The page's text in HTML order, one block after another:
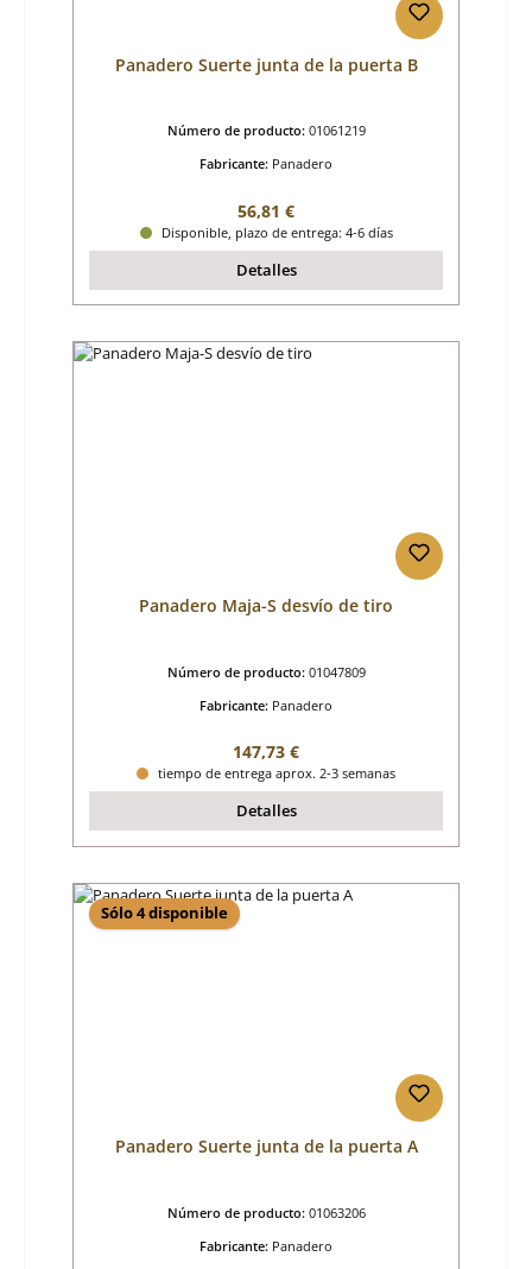
Panadero Suerte junta de la puerta B
Número de producto: 01061219
Fabricante: Panadero
Precio normal:
56,81 €
Disponible, plazo de entrega: 4-6 días
Detalles
Panadero Maja-S desvío de tiro
Número de producto: 01047809
Fabricante: Panadero
Precio normal:
147,73 €
tiempo de entrega aprox. 2-3 semanas
Detalles
Sólo 4 disponible
Panadero Suerte junta de la puerta A
Número de producto: 01063206
Fabricante: Panadero